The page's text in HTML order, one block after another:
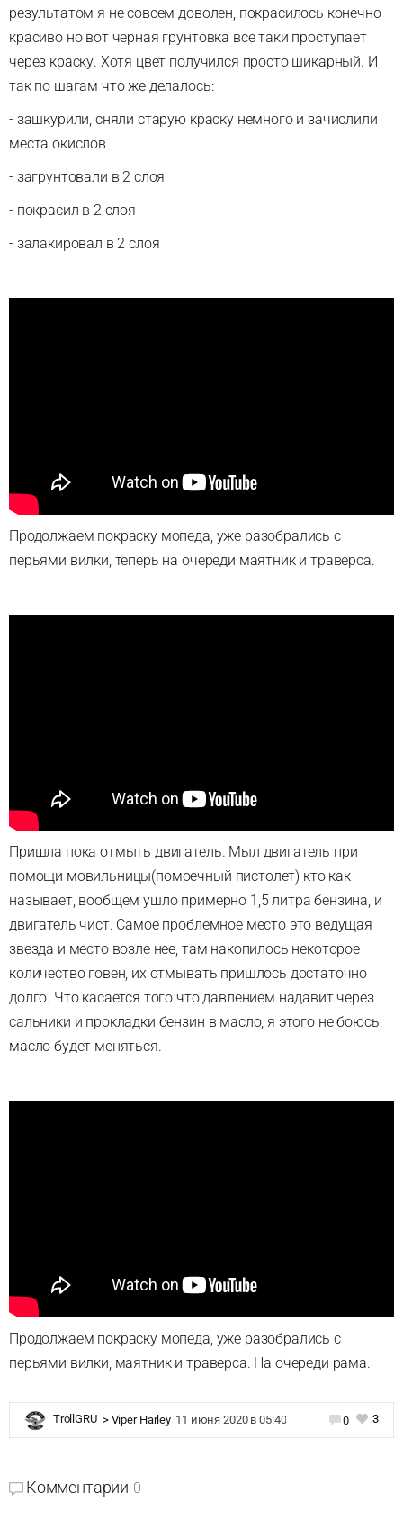
результатом я не совсем доволен, покрасилось конечно
красиво но вот черная грунтовка все таки проступает
через краску. Хотя цвет получился просто шикарный. И
так по шагам что же делалось:
- зашкурили, сняли старую краску немного и зачислили
места окислов
- загрунтовали в 2 слоя
- покрасил в 2 слоя
- залакировал в 2 слоя
Продолжаем покраску мопеда, уже разобрались с
перьями вилки, теперь на очереди маятник и траверса.
Пришла пока отмыть двигатель. Мыл двигатель при
помощи мовильницы(помоечный пистолет) кто как
называет, вообщем ушло примерно 1,5 литра бензина, и
двигатель чист. Самое проблемное место это ведущая
звезда и место возле нее, там накопилось некоторое
количество говен, их отмывать пришлось достаточно
долго. Что касается того что давлением надавит через
сальники и прокладки бензин в масло, я этого не боюсь,
масло будет меняться.
Продолжаем покраску мопеда, уже разобрались с
перьями вилки, маятник и траверса. На очереди рама.
TrollGRU > Viper Harley 11 июня 2020 в 05:40 0 3
Комментарии 0